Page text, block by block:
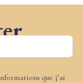
que j’ai